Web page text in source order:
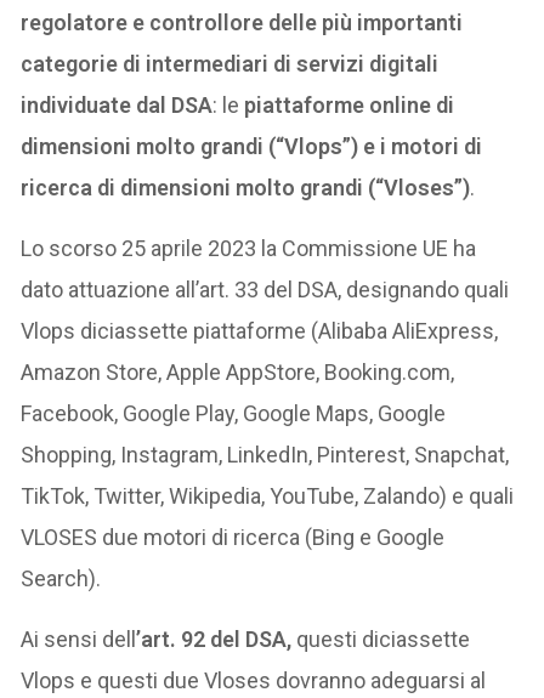
regolatore e controllore delle più importanti
categorie di intermediari di servizi digitali
individuate dal DSA: le piattaforme online di
dimensioni molto grandi (“Vlops”) e i motori di
ricerca di dimensioni molto grandi (“Vloses”).
Lo scorso 25 aprile 2023 la Commissione UE ha
dato attuazione all’art. 33 del DSA, designando quali
Vlops diciassette piattaforme (Alibaba AliExpress,
Amazon Store, Apple AppStore, Booking.com,
Facebook, Google Play, Google Maps, Google
Shopping, Instagram, LinkedIn, Pinterest, Snapchat,
TikTok, Twitter, Wikipedia, YouTube, Zalando) e quali
VLOSES due motori di ricerca (Bing e Google
Search).
Ai sensi dell’art. 92 del DSA, questi diciassette
Vlops e questi due Vloses dovranno adeguarsi al